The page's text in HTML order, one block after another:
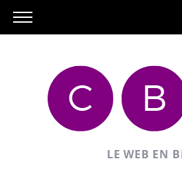
LE WEB EN